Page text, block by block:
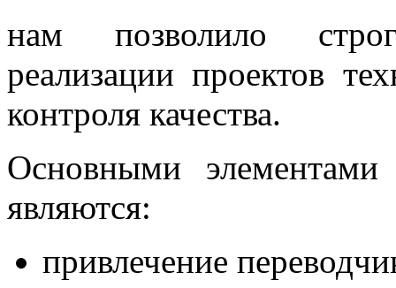
нам позволило
реализации проектов
контроля качества.
Основными
являются:
привлечение